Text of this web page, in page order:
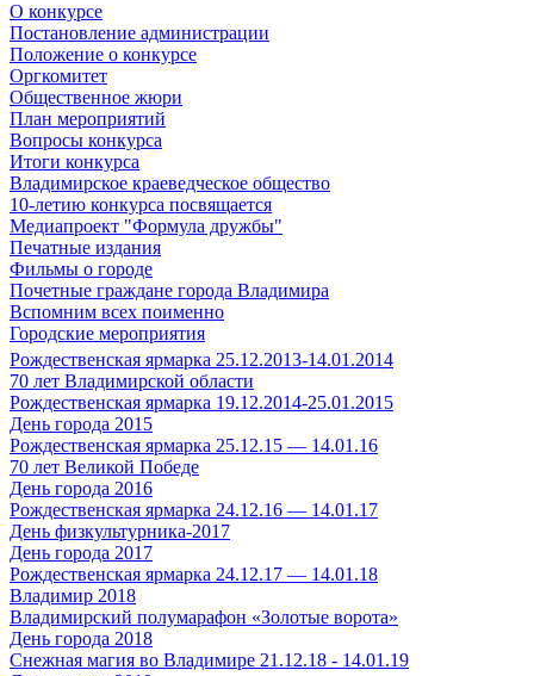
О конкурсе
Постановление администрации
Положение о конкурсе
Оргкомитет
Общественное жюри
План мероприятий
Вопросы конкурса
Итоги конкурса
Владимирское краеведческое общество
10-летию конкурса посвящается
Медиапроект "Формула дружбы"
Печатные издания
Фильмы о городе
Почетные граждане города Владимира
Вспомним всех поименно
Городские мероприятия
Рождественская ярмарка 25.12.2013-14.01.2014
70 лет Владимирской области
Рождественская ярмарка 19.12.2014-25.01.2015
День города 2015
Рождественская ярмарка 25.12.15 — 14.01.16
70 лет Великой Победе
День города 2016
Рождественская ярмарка 24.12.16 — 14.01.17
День физкультурника-2017
День города 2017
Рождественская ярмарка 24.12.17 — 14.01.18
Владимир 2018
Владимирский полумарафон «Золотые ворота»
День города 2018
Снежная магия во Владимире 21.12.18 - 14.01.19